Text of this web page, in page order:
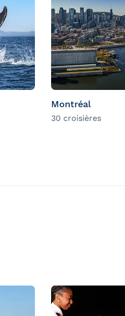
Montréal
30 croisières